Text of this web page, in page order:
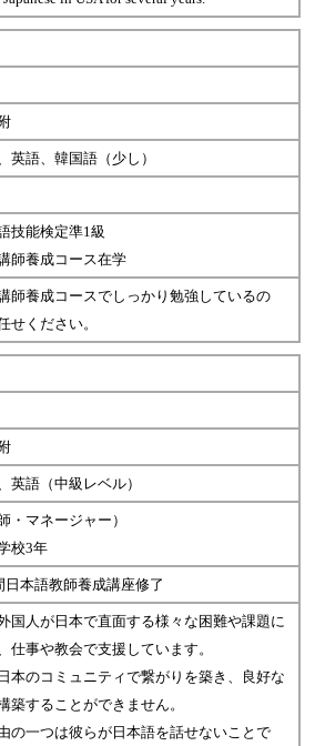
英語、韓国語（少し）
技能検定準1級
師養成コース在学
師養成コースでしっかり勉強しているの
せください。
英語（中級レベル）
・マネージャー）
校3年
日本語教師養成講座修了
国人が日本で直面する様々な困難や課題に
仕事や教会で支援しています。
本のコミュニティで繋がりを築き、良好な
築することができません。
の一つは彼らが日本語を話せないことで